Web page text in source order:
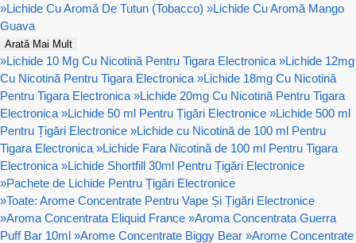
»Lichide Cu Aromă De Tutun (Tobacco) »Lichide Cu Aromă Mango
Guava
Arată Mai Mult
»Lichide 10 Mg Cu Nicotină Pentru Tigara Electronica »Lichide 12mg
Cu Nicotină Pentru Tigara Electronica »Lichide 18mg Cu Nicotină
Pentru Tigara Electronica »Lichide 20mg Cu Nicotină Pentru Tigara
Electronica »Lichide 50 ml Pentru Țigări Electronice »Lichide 500 ml
Pentru Țigări Electronice »Lichide cu Nicotină de 100 ml Pentru
Tigara Electronica »Lichide Fara Nicotină de 100 ml Pentru Tigara
Electronica »Lichide Shortfill 30ml Pentru Țigări Electronice
»Pachete de Lichide Pentru Țigări Electronice
»Toate: Arome Concentrate Pentru Vape Și Țigări Electronice
»Aroma Concentrata Eliquid France »Aroma Concentrata Guerra
Puff Bar 10ml »Arome Concentrate Biggy Bear »Arome Concentrate